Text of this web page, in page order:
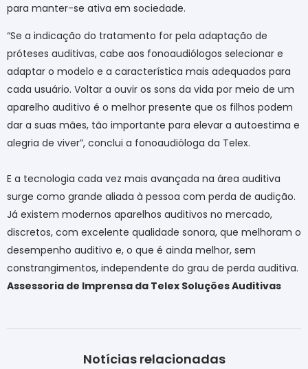
para manter-se ativa em sociedade.
“Se a indicação do tratamento for pela adaptação de
próteses auditivas, cabe aos fonoaudiólogos selecionar e
adaptar o modelo e a característica mais adequados para
cada usuário. Voltar a ouvir os sons da vida por meio de um
aparelho auditivo é o melhor presente que os filhos podem
dar a suas mães, tão importante para elevar a autoestima e
alegria de viver”, conclui a fonoaudióloga da Telex.
E a tecnologia cada vez mais avançada na área auditiva
surge como grande aliada à pessoa com perda de audição.
Já existem modernos aparelhos auditivos no mercado,
discretos, com excelente qualidade sonora, que melhoram o
desempenho auditivo e, o que é ainda melhor, sem
constrangimentos, independente do grau de perda auditiva.
Assessoria de Imprensa da Telex Soluções Auditivas
Notícias relacionadas